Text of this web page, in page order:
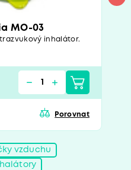
MO-03
inhalátor.
Porovnat
vzduchu